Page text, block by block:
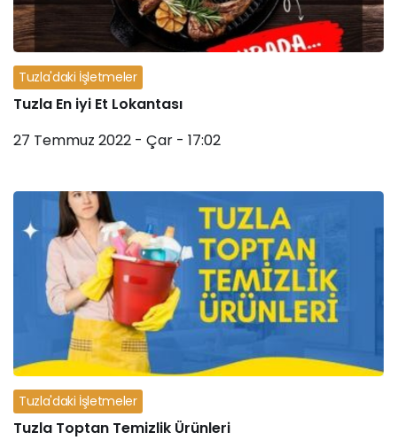
Tuzla'daki İşletmeler
Tuzla En iyi Et Lokantası
27 Temmuz 2022 - Çar - 17:02
Tuzla'daki İşletmeler
Tuzla Toptan Temizlik Ürünleri